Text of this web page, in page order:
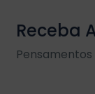
Receba